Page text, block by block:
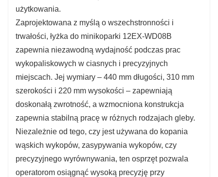
użytkowania.
Zaprojektowana z myślą o wszechstronności i
trwałości, łyżka do minikoparki 12EX-WD08B
zapewnia niezawodną wydajność podczas prac
wykopaliskowych w ciasnych i precyzyjnych
miejscach. Jej wymiary – 440 mm długości, 310 mm
szerokości i 220 mm wysokości – zapewniają
doskonałą zwrotność, a wzmocniona konstrukcja
zapewnia stabilną pracę w różnych rodzajach gleby.
Niezależnie od tego, czy jest używana do kopania
wąskich wykopów, zasypywania wykopów, czy
precyzyjnego wyrównywania, ten osprzęt pozwala
operatorom osiągnąć wysoką precyzję przy